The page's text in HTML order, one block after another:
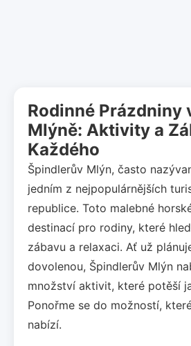
Rodinné Prázdniny
Mlýně: Aktivity a
Každého
Špindlerův Mlýn, často
jedním z nejpopulárnějších
republice. Toto malebné
destinací pro rodiny, které
zábavu a relaxaci. Ať už
dovolenou, Špindlerův Mlýn
množství aktivit, které potěší
Ponořme se do možností,
nabízí.